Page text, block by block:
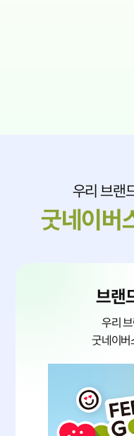
우리 브랜
굿네이버
브랜
우리
굿네이버